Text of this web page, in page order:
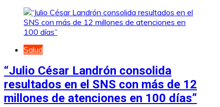
Salud
“Julio César Landrón consolida
resultados en el SNS con más de 12
millones de atenciones en 100 días”